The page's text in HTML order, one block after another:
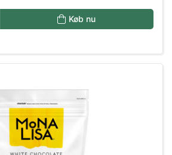
Køb nu